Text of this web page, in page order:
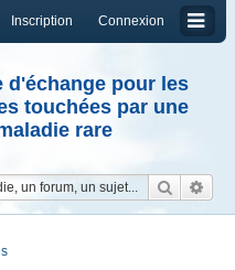
Connexion
Inscription
d'échange pour les
touchées par une
rare